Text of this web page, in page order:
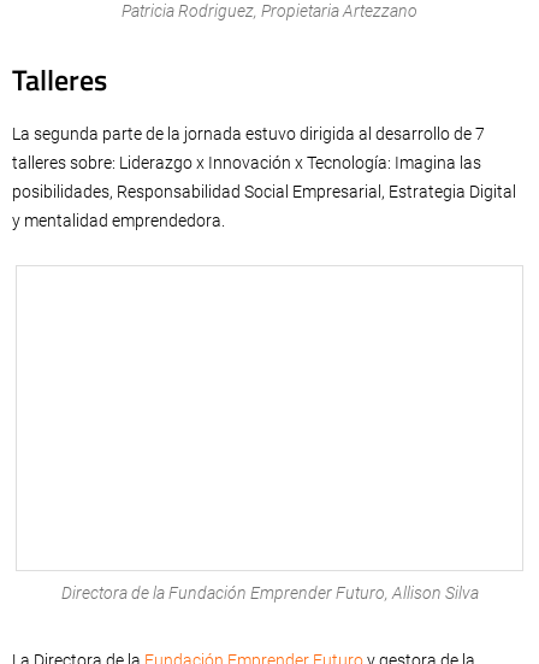
Patricia Rodriguez, Propietaria Artezzano
Talleres
La segunda parte de la jornada estuvo dirigida al desarrollo de 7
talleres sobre: Liderazgo x Innovación x Tecnología: Imagina las
posibilidades, Responsabilidad Social Empresarial, Estrategia Digital
y mentalidad emprendedora.
Directora de la Fundación Emprender Futuro, Allison Silva
La Directora de la Fundación Emprender Futuroy gestora de la